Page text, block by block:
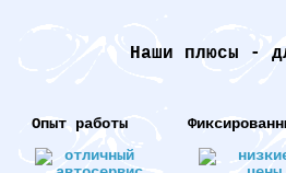
Наши плюсы -
Опыт работы